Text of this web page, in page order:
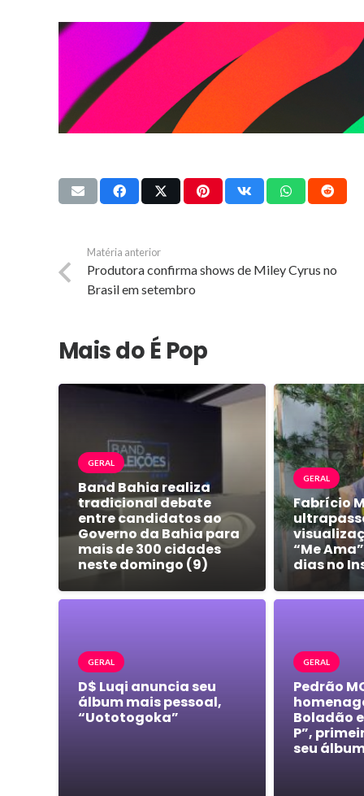
Matéria anterior
Produtora confirma shows de Miley Cyrus no
Brasil em setembro
Mais do É Pop
GERAL
Band Bahia realiza
tradicional debate
entre candidatos ao
Governo da Bahia para
mais de 300 cidades
neste domingo (9)
GERAL
Fabrício
“Me
dias no
GERAL
D$ Luqi anuncia seu
álbum mais pessoal,
“Uototogoka”
GERAL
Pedrão
Boladão
P”,
seu